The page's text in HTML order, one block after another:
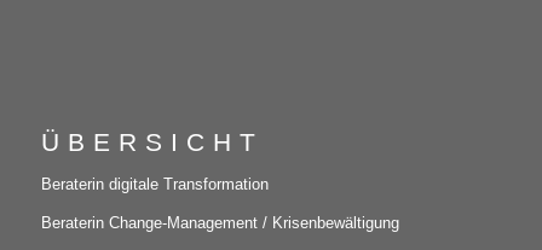
ÜBERSICHT
Beraterin digitale Transformation
Beraterin Change-Management / Krisenbewältigung